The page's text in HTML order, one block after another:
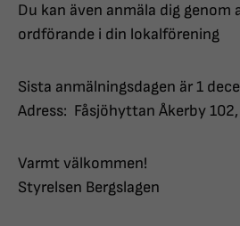
Du kan även anmäla dig
ordförande i din lokalförening
Sista anmälningsdagen är 1
Adress: Fåsjöhyttan Åkerby
Varmt välkommen!
Styrelsen Bergslagen